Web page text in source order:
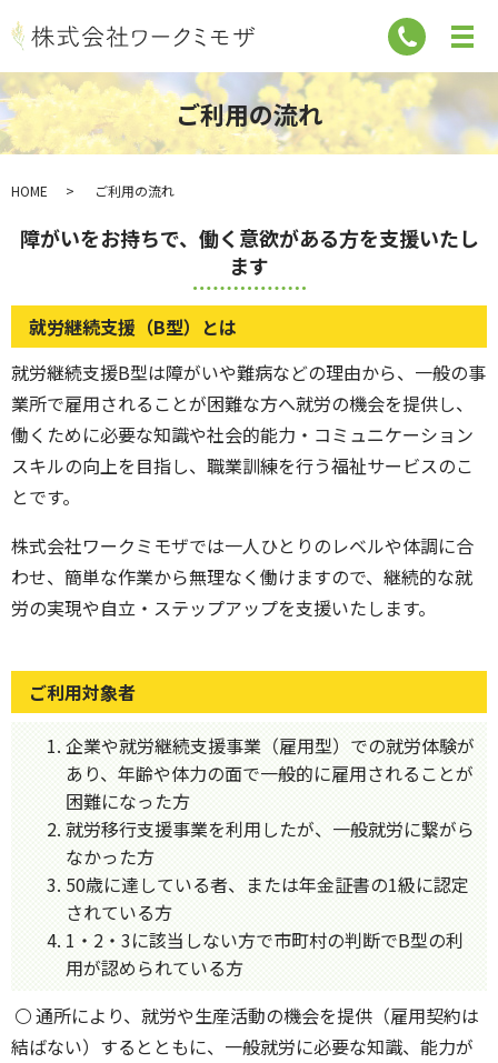
ご利用の流れ
HOME ご利用の流れ
障がいをお持ちで、働く意欲がある方を支援いたし
ます
就労継続支援（B型）とは
就労継続支援B型は障がいや難病などの理由から、一般の事
業所で雇用されることが困難な方へ就労の機会を提供し、
働くために必要な知識や社会的能力・コミュニケーション
スキルの向上を目指し、職業訓練を行う福祉サービスのこ
とです。
株式会社ワークミモザでは一人ひとりのレベルや体調に合
わせ、簡単な作業から無理なく働けますので、継続的な就
労の実現や自立・ステップアップを支援いたします。
ご利用対象者
企業や就労継続支援事業（雇用型）での就労体験が
あり、年齢や体力の面で一般的に雇用されることが
困難になった方
就労移行支援事業を利用したが、一般就労に繋がら
なかった方
50歳に達している者、または年金証書の1級に認定
されている方
1・2・3に該当しない方で市町村の判断でB型の利
用が認められている方
通所により、就労や生産活動の機会を提供（雇用契約は
結ばない）するとともに、一般就労に必要な知識、能力が